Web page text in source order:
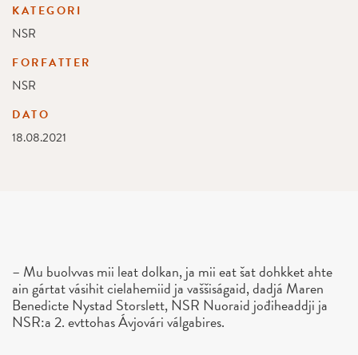
KATEGORI
NSR
FORFATTER
NSR
DATO
18.08.2021
– Mu buolvvas mii leat dolkan, ja mii eat šat dohkket ahte
ain gártat vásihit cielahemiid ja vaššiságaid, dadjá Maren
Benedicte Nystad Storslett, NSR Nuoraid jođiheaddji ja
NSR:a 2. evttohas Ávjovári válgabires.